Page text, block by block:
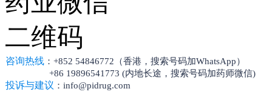
咨询热线 ：+852 54846772（香港，搜索号码加WhatsApp）
+86 19896541773 (内地长途，搜索号码加药师微信)
投诉与建议 ：info@pidrug.com